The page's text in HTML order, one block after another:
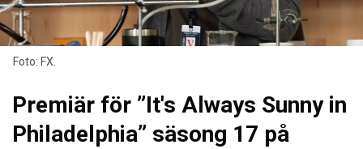
Foto: FX.
Premiär för ”It's Always Sunny in
Philadelphia” säsong 17 på